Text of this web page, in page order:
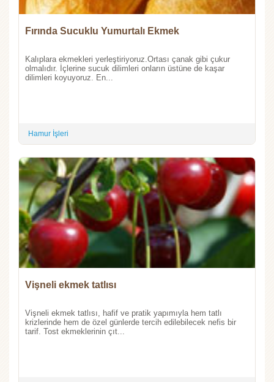
Fırında Sucuklu Yumurtalı Ekmek
Kalıplara ekmekleri yerleştiriyoruz.Ortası çanak gibi çukur
olmalıdır. İçlerine sucuk dilimleri onların üstüne de kaşar
dilimleri koyuyoruz. En...
Hamur İşleri
Vişneli ekmek tatlısı
Vişneli ekmek tatlısı, hafif ve pratik yapımıyla hem tatlı
krizlerinde hem de özel günlerde tercih edilebilecek nefis bir
tarif. Tost ekmeklerinin çıt...